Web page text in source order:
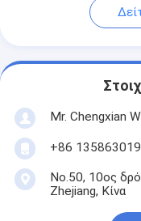
Mr. Chengxian
+86
No.50, 10ος
Zhejiang, Κίνα